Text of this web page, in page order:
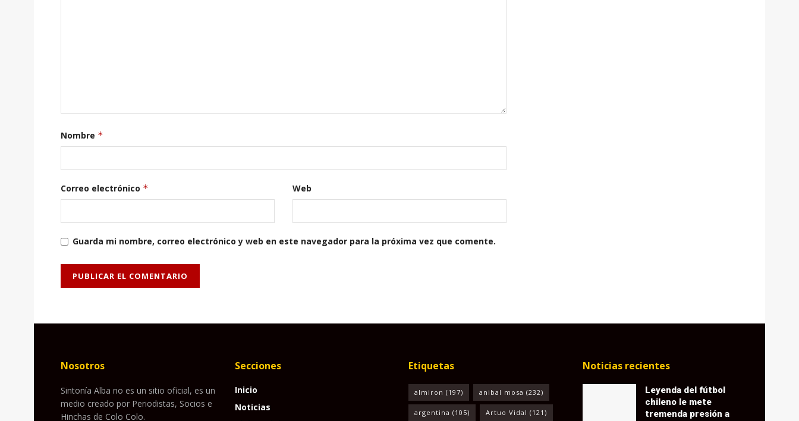
Nombre *
Correo electrónico * Web
Guarda mi nombre, correo electrónico y web en este navegador para la próxima vez que comente.
Nosotros
Sintonía Alba no es un sitio oficial, es un
medio creado por Periodistas, Socios e
Hinchas de Colo Colo.
Secciones
Inicio
Noticias
Etiquetas
almiron (197) anibal mosa (232)
argentina (105) Artuo Vidal (121)
Noticias recientes
Leyenda del fútbol
chileno le mete
tremenda presión a